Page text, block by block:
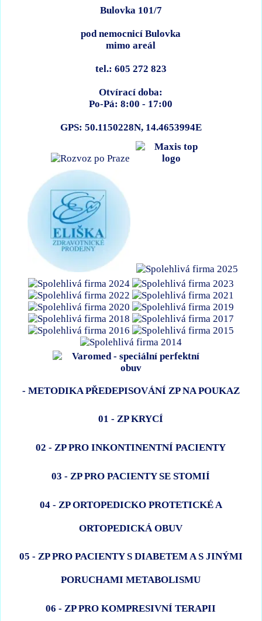
Bulovka 101/7
pod nemocnicí Bulovka
mimo areál
tel.: 605 272 823
Otvírací doba:
Po-Pá: 8:00 - 17:00
GPS: 50.1150228N, 14.4653994E
- METODIKA PŘEDEPISOVÁNÍ ZP NA POUKAZ
01 - ZP KRYCÍ
02 - ZP PRO INKONTINENTNÍ PACIENTY
03 - ZP PRO PACIENTY SE STOMIÍ
04 - ZP ORTOPEDICKO PROTETICKÉ A
ORTOPEDICKÁ OBUV
05 - ZP PRO PACIENTY S DIABETEM A S JINÝMI
PORUCHAMI METABOLISMU
06 - ZP PRO KOMPRESIVNÍ TERAPII